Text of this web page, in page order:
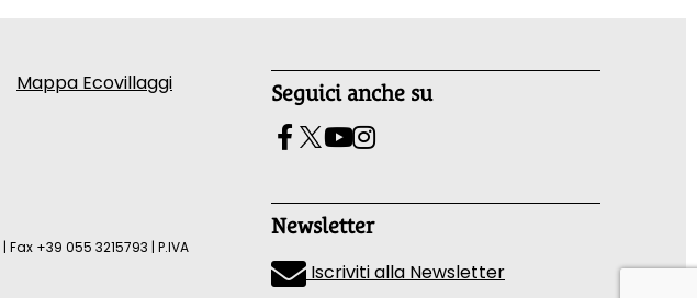
Mappa Ecovillaggi Seguici anche su
Newsletter
Iscriviti alla Newsletter
| Fax +39 055 3215793 | P.IVA